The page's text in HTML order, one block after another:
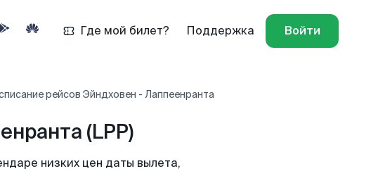
Где мой билет? Поддержка Войти
рейсов Эйндховен - Лаппеенранта
(LPP)
низких цен даты вылета,